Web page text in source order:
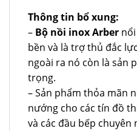
Thông tin bổ xung:
– Bộ nồi inox Arber
bền và là trợ thủ đắc
ngoài ra nó còn là sản
trọng.
– Sản phẩm thỏa mãn
nướng cho các tín đồ
và các đầu bếp chuyên